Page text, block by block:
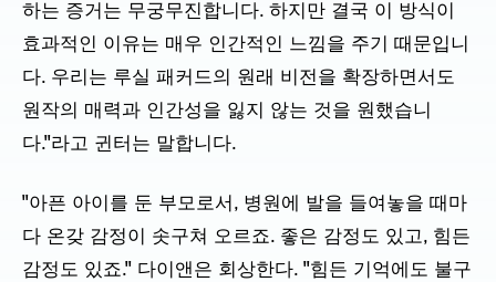
하는 증거는 무궁무진합니다. 하지만 결국 이 방식이
효과적인 이유는 매우 인간적인 느낌을 주기 때문입니
다. 우리는 루실 패커드의 원래 비전을 확장하면서도
원작의 매력과 인간성을 잃지 않는 것을 원했습니
다."라고 귄터는 말합니다.
"아픈 아이를 둔 부모로서, 병원에 발을 들여놓을 때마
다 온갖 감정이 솟구쳐 오르죠. 좋은 감정도 있고, 힘든
감정도 있죠." 다이앤은 회상한다. "힘든 기억에도 불구